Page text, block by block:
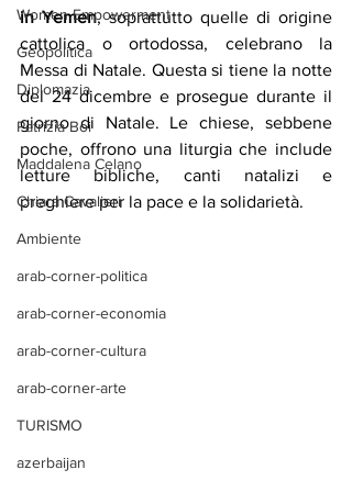
Women Empowerment
Geopolitica
Diplomazia
Patrizia Boi
Maddalena Celano
Chiara Cavalieri
Ambiente
arab-corner-politica
arab-corner-economia
arab-corner-cultura
arab-corner-arte
TURISMO
azerbaijan
in Yemen, soprattutto quelle di origine
cattolica o ortodossa, celebrano la
Messa di Natale. Questa si tiene la notte
del 24 dicembre e prosegue durante il
giorno di Natale. Le chiese, sebbene
poche, offrono una liturgia che include
letture bibliche, canti natalizi e
preghiere per la pace e la solidarietà.